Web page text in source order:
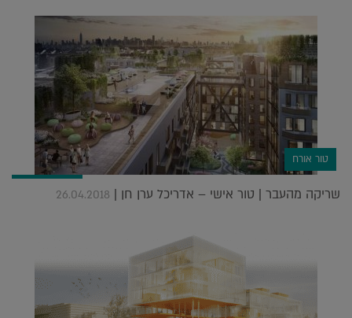
טור אורח
שריקה מהעבר | טור אישי – אדריכל ערן חן | 26.04.2018